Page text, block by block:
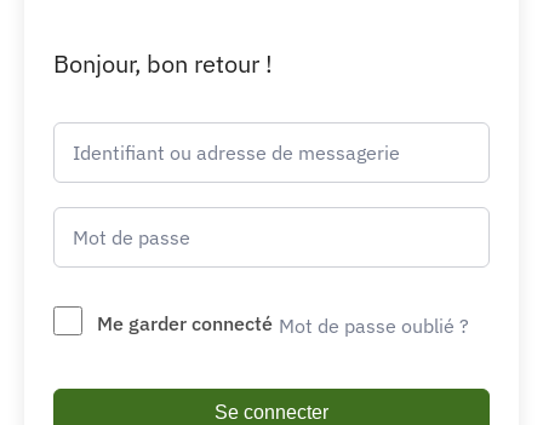
Bonjour, bon retour !
Me garder connecté Mot de passe oublié ?
Se connecter